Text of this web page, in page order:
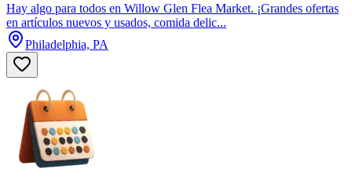
Hay algo para todos en Willow Glen Flea Market. ¡Grandes ofertas
en artículos nuevos y usados, comida delic...
Philadelphia, PA